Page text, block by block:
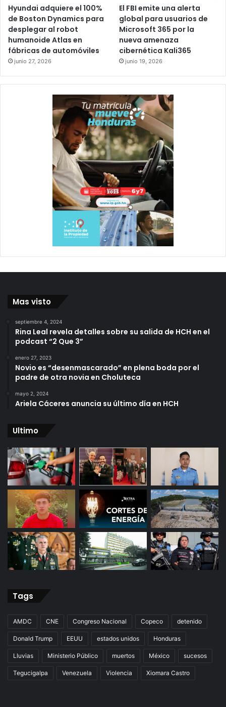
Hyundai adquiere el 100%
de Boston Dynamics para
desplegar al robot
humanoide Atlas en
fábricas de automóviles
junio 27, 2026
El FBI emite una alerta
global para usuarios de
Microsoft 365 por la
nueva amenaza
cibernética Kali365
junio 19, 2026
Mas visto
septiembre 4, 2024
Rina Leal revela detalles sobre su salida de HCH en el
podcast “2 Que 3”
enero 27, 2023
Novio es “desenmascarado” en plena boda por el
padre de otra novia en Choluteca
mayo 2, 2024
Ariela Cáceres anuncia su último día en HCH
Ultimo
Tags
AMDC CNE Congreso Nacional Copeco detenido
Donald Trump EEUU estados unidos Honduras
Lluvias Ministerio Público muertos México sucesos
Tegucigalpa Venezuela Violencia Xiomara Castro